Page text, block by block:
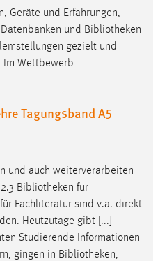
Geräte und Erfahrungen,
und Bibliotheken
gezielt und
Im Wettbewerb
Tagungsband A5
und auch weiterverarbeiten
Bibliotheken für
für Fachliteratur sind v.a. direkt
Heutzutage gibt [...]
Studierende Informationen
gingen in Bibliotheken,